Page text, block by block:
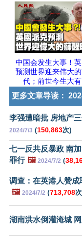
中国会发生大事！
预测世界迎来伟大
代；前世今生大
更多文章导读：
李强遭暗批 房地产
2024/7/3 (150,863次)
七一反共反暴政 南
罪行 🖼️ 2024/7/2 (
调查：在英港人赞
🖼️ 2024/7/2 (713,708
湖南洪水倒灌淹城